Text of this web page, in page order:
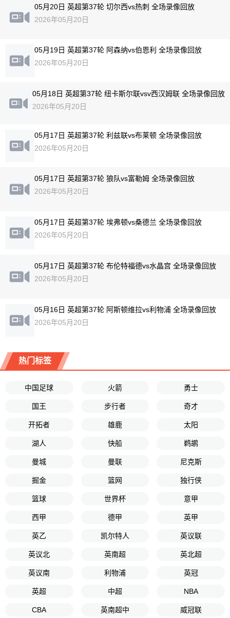
05月20日 英超第37轮 切尔西vs热刺 全场录像回放
2026年05月20日
05月19日 英超第37轮 阿森纳vs伯恩利 全场录像回放
2026年05月20日
05月18日 英超第37轮 纽卡斯尔联vsv西汉姆联 全场录像回放
2026年05月20日
05月17日 英超第37轮 利兹联vs布莱顿 全场录像回放
2026年05月20日
05月17日 英超第37轮 狼队vs富勒姆 全场录像回放
2026年05月20日
05月17日 英超第37轮 埃弗顿vs桑德兰 全场录像回放
2026年05月20日
05月17日 英超第37轮 布伦特福德vs水晶宫 全场录像回放
2026年05月20日
05月16日 英超第37轮 阿斯顿维拉vs利物浦 全场录像回放
2026年05月20日
热门标签
中国足球 火箭 勇士
国王 步行者 奇才
开拓者 雄鹿 太阳
湖人 快船 鹈鹕
曼城 曼联 尼克斯
掘金 篮网 独行侠
篮球 世界杯 意甲
西甲 德甲 英甲
英乙 凯尔特人 英议联
英议北 英南超 英北超
英议南 利物浦 英冠
英超 中超 NBA
CBA 英南超中 威冠联